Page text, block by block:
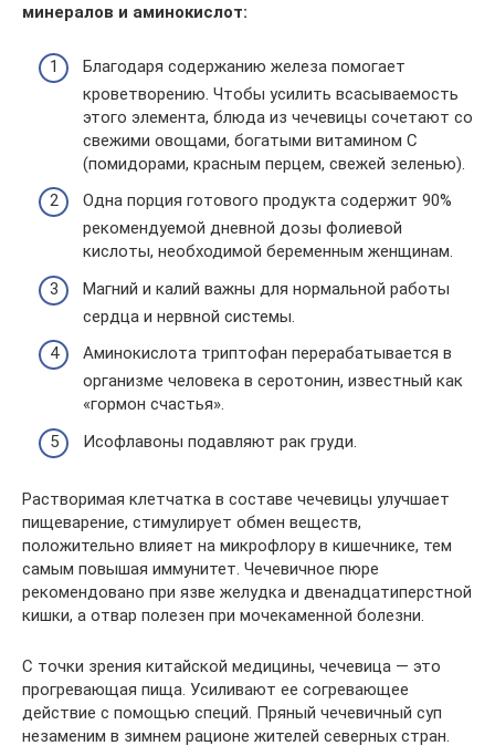
минералов и аминокислот:
Благодаря содержанию железа помогает
кроветворению. Чтобы усилить всасываемость
этого элемента, блюда из чечевицы сочетают со
свежими овощами, богатыми витамином С
(помидорами, красным перцем, свежей зеленью).
Одна порция готового продукта содержит 90%
рекомендуемой дневной дозы фолиевой
кислоты, необходимой беременным женщинам.
Магний и калий важны для нормальной работы
сердца и нервной системы.
Аминокислота триптофан перерабатывается в
организме человека в серотонин, известный как
«гормон счастья».
Исофлавоны подавляют рак груди.
Растворимая клетчатка в составе чечевицы улучшает
пищеварение, стимулирует обмен веществ,
положительно влияет на микрофлору в кишечнике, тем
самым повышая иммунитет. Чечевичное пюре
рекомендовано при язве желудка и двенадцатиперстной
кишки, а отвар полезен при мочекаменной болезни.
С точки зрения китайской медицины, чечевица — это
прогревающая пища. Усиливают ее согревающее
действие с помощью специй. Пряный чечевичный суп
незаменим в зимнем рационе жителей северных стран.